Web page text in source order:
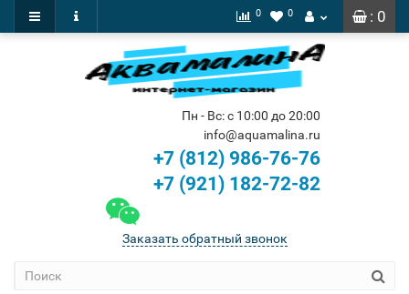
: 0
0 0
Пн - Вс: с 10:00 до 20:00
info@aquamalina.ru
+7 (812) 986-76-76
+7 (921) 182-72-82
Заказать обратный звонок